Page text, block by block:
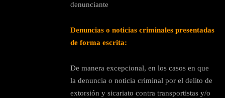
denunciante
Denuncias o noticias criminales presentadas
de forma escrita:
De manera excepcional, en los casos en que
la denuncia o noticia criminal por el delito de
extorsión y sicariato contra transportistas y/o